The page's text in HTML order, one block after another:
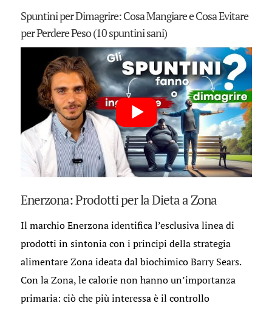
Spuntini per Dimagrire: Cosa Mangiare e Cosa Evitare
per Perdere Peso (10 spuntini sani)
Enerzona: Prodotti per la Dieta a Zona
Il marchio Enerzona identifica l’esclusiva linea di
prodotti in sintonia con i principi della strategia
alimentare Zona ideata dal biochimico Barry Sears.
Con la Zona, le calorie non hanno un’importanza
primaria: ciò che più interessa è il controllo